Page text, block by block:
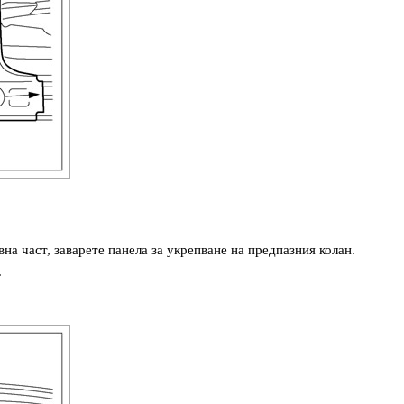
част, заварете панела за укрепване на предпазния колан.